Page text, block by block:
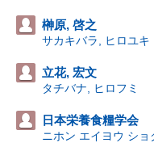
榊原, 啓之
サカキバラ, ヒロユキ
立花, 宏文
タチバナ, ヒロフミ
日本栄養食糧学会
ニホン エイヨウ ショ